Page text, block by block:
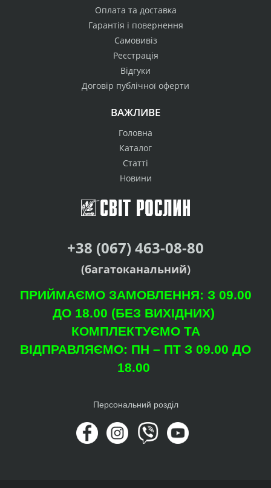
Оплата та доставка
Гарантія і повернення
Самовивіз
Реєстрація
Відгуки
Договір публічної оферти
ВАЖЛИВЕ
Головна
Каталог
Статті
Новини
+38 (067) 463-08-80
(багатоканальний)
ПРИЙМАЄМО ЗАМОВЛЕННЯ: З 09.00
ДО 18.00 (БЕЗ ВИХІДНИХ)
КОМПЛЕКТУЄМО ТА
ВІДПРАВЛЯЄМО: ПН – ПТ З 09.00 ДО
18.00
Персональний розділ